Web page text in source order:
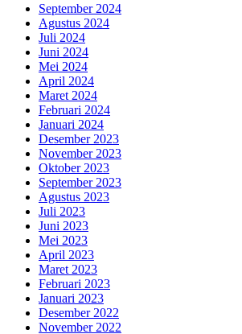
September 2024
Agustus 2024
Juli 2024
Juni 2024
Mei 2024
April 2024
Maret 2024
Februari 2024
Januari 2024
Desember 2023
November 2023
Oktober 2023
September 2023
Agustus 2023
Juli 2023
Juni 2023
Mei 2023
April 2023
Maret 2023
Februari 2023
Januari 2023
Desember 2022
November 2022